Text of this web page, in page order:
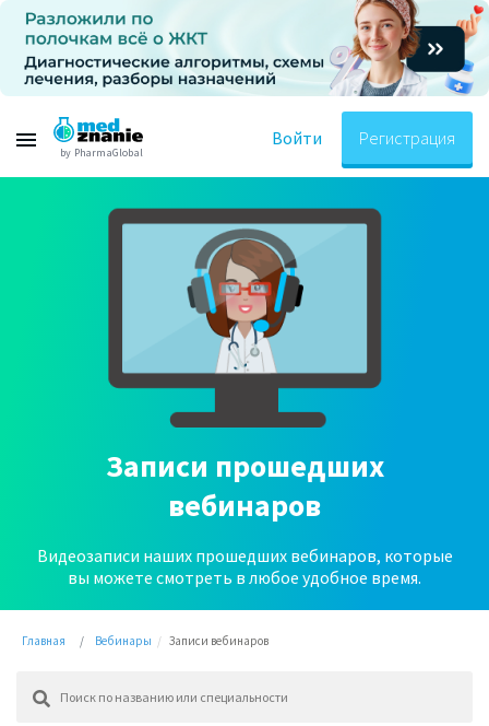
by PharmaGlobal
Войти Регистрация
Записи прошедших
вебинаров
Видеозаписи наших прошедших вебинаров, которые
вы можете смотреть в любое удобное время.
Главная Вебинары Записи вебинаров